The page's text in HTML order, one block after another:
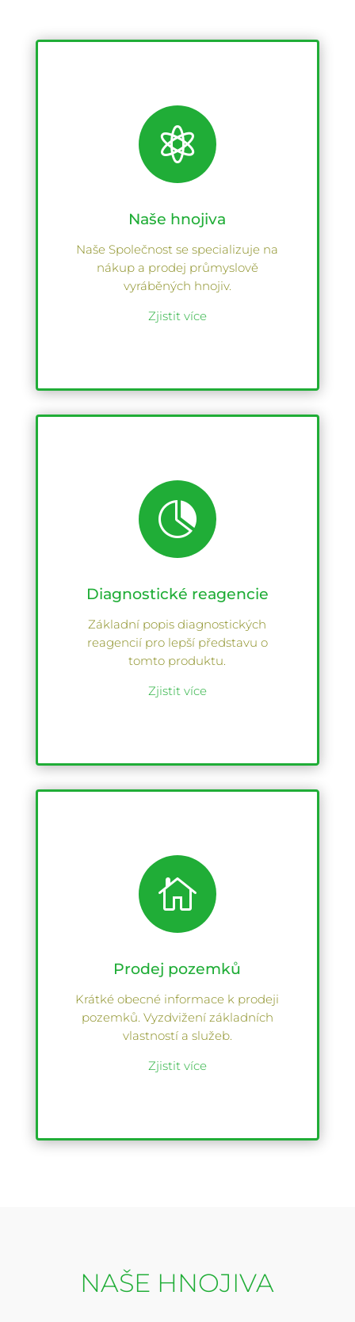

Naše hnojiva
Naše Společnost se specializuje na
nákup a prodej průmyslově
vyráběných hnojiv.
Zjistit více

Diagnostické reagencie
Základní popis diagnostických
reagencií pro lepší představu o
tomto produktu.
Zjistit více

Prodej pozemků
Krátké obecné informace k prodeji
pozemků. Vyzdvižení základních
vlastností a služeb.
Zjistit více
NAŠE HNOJIVA